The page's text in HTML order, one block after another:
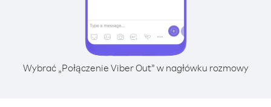
Wybrać „Połączenie Viber Out” w nagłówku rozmowy